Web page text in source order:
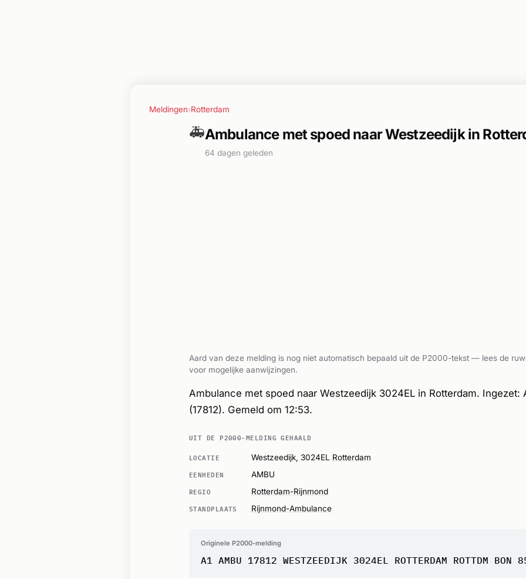
Meldingen›Rotterdam
🚑Ambulance met spoed naar Westzeedijk in
64 dagen geleden
Aard van deze melding is nog niet automatisch bepaald uit de P2000-tekst — lees de
voor mogelijke aanwijzingen.
Ambulance met spoed naar Westzeedijk 3024EL in Rotterdam. Ingezet:
(17812). Gemeld om 12:53.
UIT DE P2000-MELDING GEHAALD
LOCATIE
Westzeedijk, 3024EL Rotterdam
EENHEDEN AMBU
REGIO Rotterdam-Rijnmond
STANDPLAATS Rijnmond-Ambulance
Originele P2000-melding
A1 AMBU 17812 WESTZEEDIJK 3024EL ROTTERDAM ROTTDM BON